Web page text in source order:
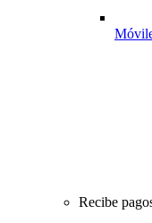
Recibe